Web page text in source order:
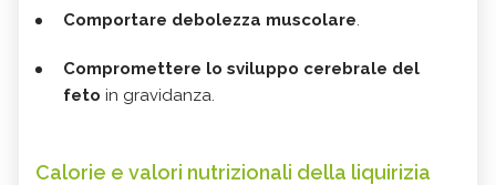
Comportare debolezza muscolare
Compromettere lo sviluppo cerebrale del
feto in gravidanza.
Calorie e valori nutrizionali della liquirizia